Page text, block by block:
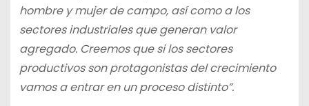
hombre y mujer de campo, así como a los
sectores industriales que generan valor
agregado. Creemos que si los sectores
productivos son protagonistas del crecimiento
vamos a entrar en un proceso distinto”.